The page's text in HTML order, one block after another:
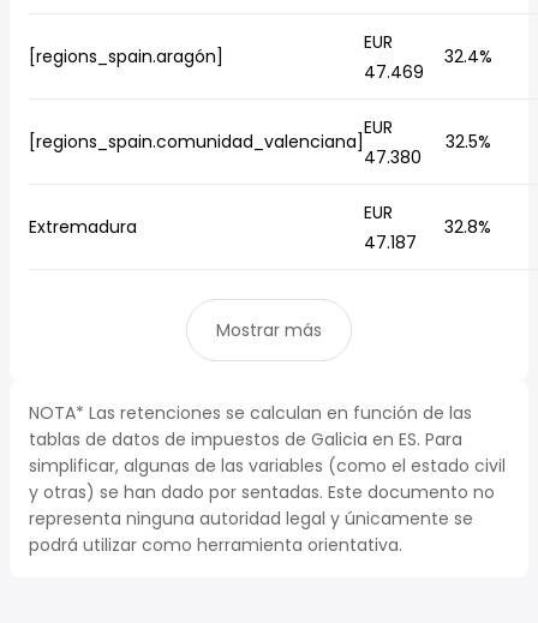
[regions_spain.aragón]
EUR
47.469
32.4%
[regions_spain.comunidad_valenciana]
EUR
47.380
32.5%
Extremadura
EUR
47.187
32.8%
Mostrar más
NOTA* Las retenciones se calculan en función de las
tablas de datos de impuestos de Galicia en ES. Para
simplificar, algunas de las variables (como el estado civil
y otras) se han dado por sentadas. Este documento no
representa ninguna autoridad legal y únicamente se
podrá utilizar como herramienta orientativa.